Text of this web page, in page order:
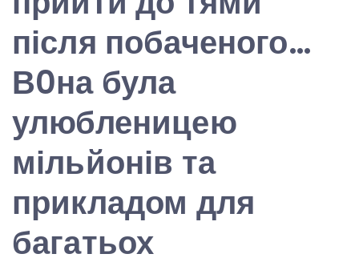
після побаченого…
В0на була
улюбленицею
мільйонів та
прикладом для
багатьох